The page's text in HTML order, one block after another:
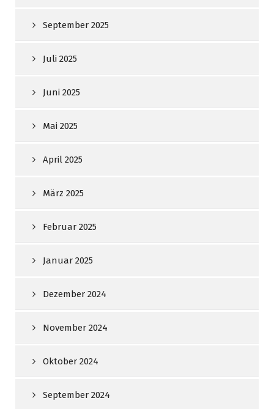
September 2025
Juli 2025
Juni 2025
Mai 2025
April 2025
März 2025
Februar 2025
Januar 2025
Dezember 2024
November 2024
Oktober 2024
September 2024